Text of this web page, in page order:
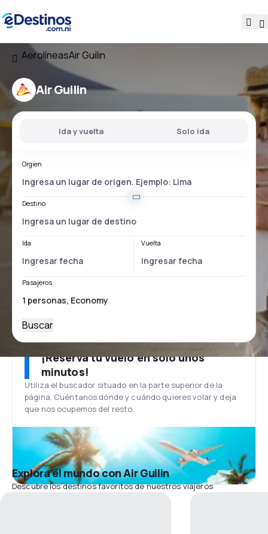
AerolíneasAir Guilin
Air Guilin
Ida y vuelta Solo ida
Orgien
Destino
Ida Vuelta
Pasajeros
Buscar
¡Reserva tu vuelo en solo unos
minutos!
Utiliza el buscador situado en la parte superior de la
página. Cuéntanos dónde y cuándo quieres volar y deja
que nos ocupemos del resto.
Explora el mundo con Air Guilin
Descubre los destinos favoritos de nuestros viajeros